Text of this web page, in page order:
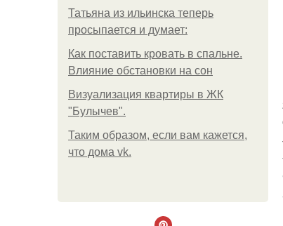
Татьяна из ильинска теперь
просыпается и думает:
Как поставить кровать в спальне.
Влияние обстановки на сон
Визуализация квартиры в ЖК
"Булычев".
Таким образом, если вам кажется,
что дома vk.